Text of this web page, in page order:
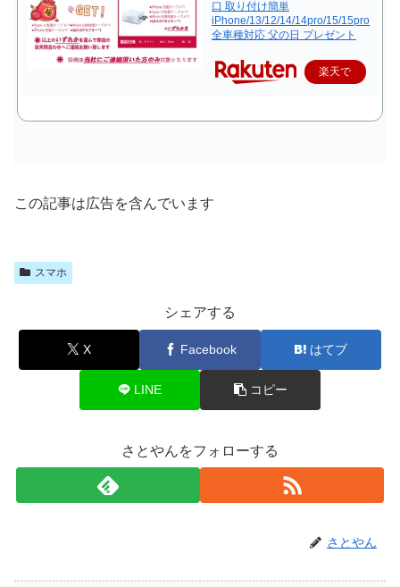
口 取り付け簡単
iPhone/13/12/14/14pro/15/15pro
全車種対応 父の日 プレゼント
楽天で
この記事は広告を含んでいます
スマホ
シェアする
X Facebook はてブ
LINE コピー
さとやんをフォローする
さとやん